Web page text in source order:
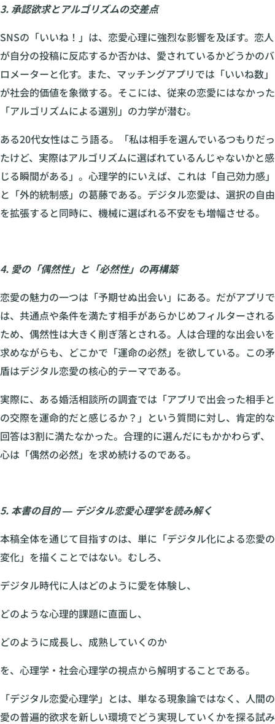
3. 承認欲求とアルゴリズムの交差点
SNSの「いいね！」は、恋愛心理に強烈な影響を及ぼす。恋人
が自分の投稿に反応するか否かは、愛されているかどうかのバ
ロメーターと化す。また、マッチングアプリでは「いいね数」
が社会的価値を象徴する。そこには、従来の恋愛にはなかった
「アルゴリズムによる選別」の力学が潜む。
ある20代女性はこう語る。「私は相手を選んでいるつもりだっ
たけど、実際はアルゴリズムに選ばれているんじゃないかと感
じる瞬間がある」。心理学的にいえば、これは「自己効力感」
と「外的統制感」の葛藤である。デジタル恋愛は、選択の自由
を拡張すると同時に、機械に選ばれる不安をも増幅させる。
4. 愛の「偶然性」と「必然性」の再構築
恋愛の魅力の一つは「予期せぬ出会い」にある。だがアプリで
は、共通点や条件を満たす相手があらかじめフィルターされる
ため、偶然性は大きく削ぎ落とされる。人は合理的な出会いを
求めながらも、どこかで「運命の必然」を欲している。この矛
盾はデジタル恋愛の核心的テーマである。
実際に、ある婚活相談所の調査では「アプリで出会った相手と
の交際を運命的だと感じるか？」という質問に対し、肯定的な
回答は3割に満たなかった。合理的に選んだにもかかわらず、
心は「偶然の必然」を求め続けるのである。
5. 本書の目的 ― デジタル恋愛心理学を読み解く
本稿全体を通じて目指すのは、単に「デジタル化による恋愛の
変化」を描くことではない。むしろ、
デジタル時代に人はどのように愛を体験し、
どのような心理的課題に直面し、
どのように成長し、成熟していくのか
を、心理学・社会心理学の視点から解明することである。
「デジタル恋愛心理学」とは、単なる現象論ではなく、人間の
愛の普遍的欲求を新しい環境でどう実現していくかを探る試み